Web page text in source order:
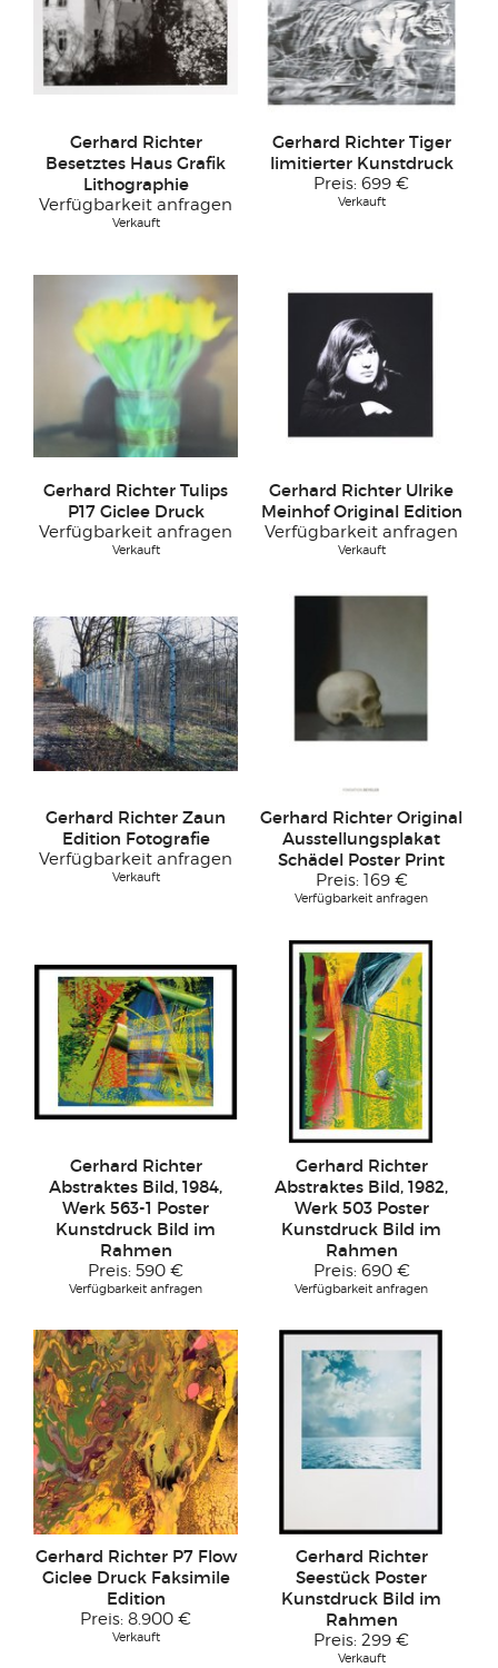
Gerhard Richter
Besetztes Haus Grafik
Lithographie
Verfügbarkeit anfragen
Verkauft
Gerhard Richter Tiger
limitierter Kunstdruck
Preis: 699 €
Verkauft
Gerhard Richter Tulips
P17 Giclee Druck
Verfügbarkeit anfragen
Verkauft
Gerhard Richter Ulrike
Meinhof Original Edition
Verfügbarkeit anfragen
Verkauft
Gerhard Richter Zaun
Edition Fotografie
Verfügbarkeit anfragen
Verkauft
Gerhard Richter Original
Ausstellungsplakat
Schädel Poster Print
Preis: 169 €
Verfügbarkeit anfragen
Gerhard Richter
Abstraktes Bild, 1984,
Werk 563-1 Poster
Kunstdruck Bild im
Rahmen
Preis: 590 €
Verfügbarkeit anfragen
Gerhard Richter
Abstraktes Bild, 1982,
Werk 503 Poster
Kunstdruck Bild im
Rahmen
Preis: 690 €
Verfügbarkeit anfragen
Gerhard Richter P7 Flow
Giclee Druck Faksimile
Edition
Preis: 8.900 €
Verkauft
Gerhard Richter
Seestück Poster
Kunstdruck Bild im
Rahmen
Preis: 299 €
Verkauft